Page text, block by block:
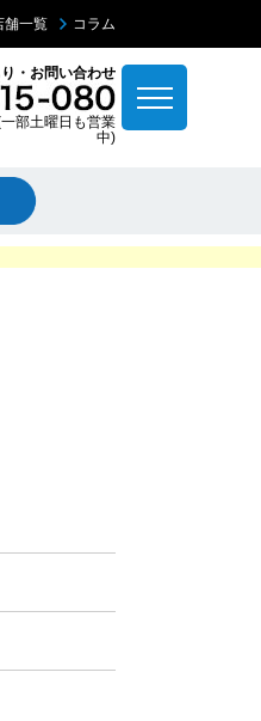
舗一覧 コラム
・お問い合わせ
部土曜日も営業
中)